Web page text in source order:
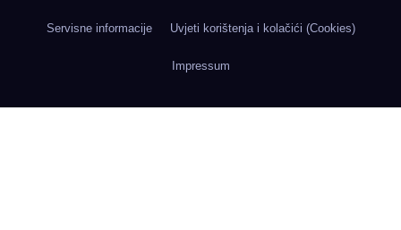
Servisne informacije Uvjeti korištenja i kolačići (Cookies)
Impressum